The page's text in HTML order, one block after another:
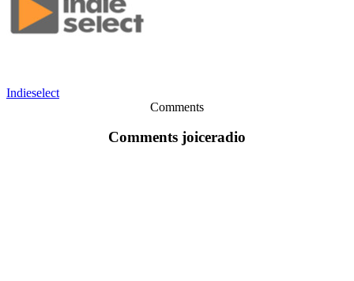
Indieselect
Comments
Comments joiceradio